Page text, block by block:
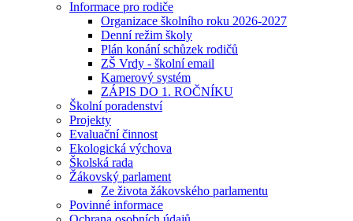
Informace pro rodiče
Organizace školního roku 2026-2027
Denní režim školy
Plán konání schůzek rodičů
ZŠ Vrdy - školní email
Kamerový systém
ZÁPIS DO 1. ROČNÍKU
Školní poradenství
Projekty
Evaluační činnost
Ekologická výchova
Školská rada
Žákovský parlament
Ze života žákovského parlamentu
Povinné informace